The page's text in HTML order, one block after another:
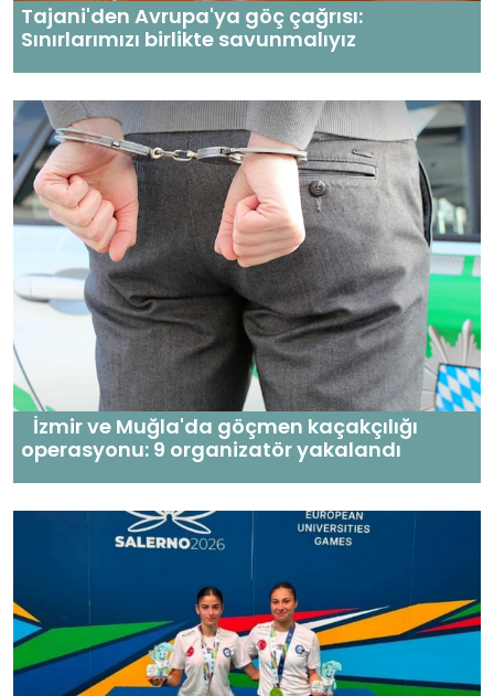
Tajani'den Avrupa'ya göç çağrısı:
Sınırlarımızı birlikte savunmalıyız
İzmir ve Muğla'da göçmen kaçakçılığı
operasyonu: 9 organizatör yakalandı